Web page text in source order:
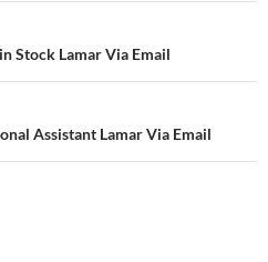
Stock Lamar Via Email
Assistant Lamar Via Email